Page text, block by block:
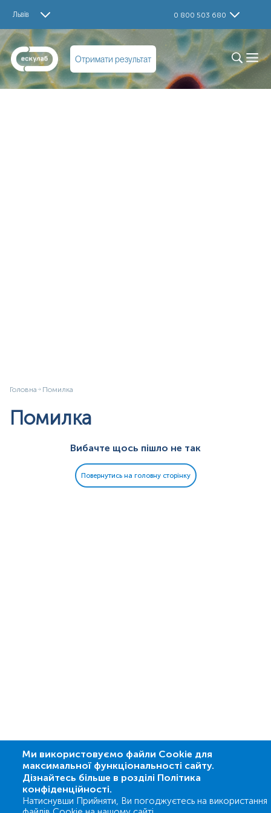
Львів 0 800 503 680
Отримати результат
Головна Помилка
Помилка
Вибачте щось пішло не так
Повернутись на головну сторінку
Ми використовуємо файли Cookie для
максимальної функціональності сайту.
Дізнайтесь більше в розділі Політика
конфіденційності.
Натиснувши Прийняти, Ви погоджуєтесь на використання